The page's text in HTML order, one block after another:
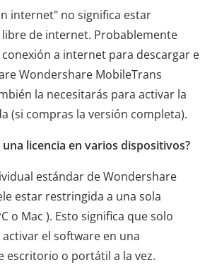
internet" no significa estar
de internet. Probablemente
a internet para descargar e
Wondershare MobileTrans
la necesitarás para activar la
(si compras la versión completa).
una licencia en varios dispositivos?
estándar de Wondershare
estar restringida a una sola
o Mac ). Esto significa que solo
el software en una
escritorio o portátil a la vez.